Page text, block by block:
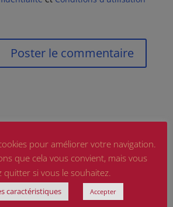
dite Daisy, femme résistante
pour améliorer votre navigation.
que cela vous convient, mais vous
quitter si vous le souhaitez.
caractéristiques Accepter